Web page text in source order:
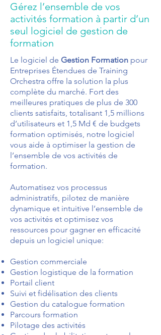
Gérez l’ensemble de vos
activités formation à partir d’un
seul logiciel de gestion de
formation
Le logiciel de Gestion Formation pour
Entreprises Étendues de Training
Orchestra offre la solution la plus
complète du marché. Fort des
meilleures pratiques de plus de 300
clients satisfaits, totalisant 1,5 millions
d’utilisateurs et 1,5 Md € de budgets
formation optimisés, notre logiciel
vous aide à optimiser la gestion de
l’ensemble de vos activités de
formation.
Automatisez vos processus
administratifs, pilotez de manière
dynamique et intuitive l’ensemble de
vos activités et optimisez vos
ressources pour gagner en efficacité
depuis un logiciel unique:
Gestion commerciale
Gestion logistique de la formation
Portail client
Suivi et fidélisation des clients
Gestion du catalogue formation
Parcours formation
Pilotage des activités